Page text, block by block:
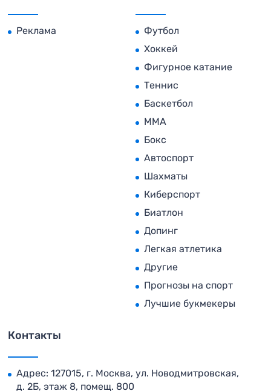
Реклама
Футбол
Хоккей
Фигурное катание
Теннис
Баскетбол
MMA
Бокс
Автоспорт
Шахматы
Киберспорт
Биатлон
Допинг
Легкая атлетика
Другие
Прогнозы на спорт
Лучшие букмекеры
Контакты
Адрес: 127015, г. Москва, ул. Новодмитровская,
д. 2Б, этаж 8, помещ. 800